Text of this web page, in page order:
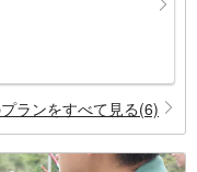
ランをすべて見る(6)